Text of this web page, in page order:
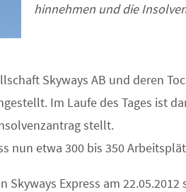
hinnehmen und die
Skyways AB und deren
Im Laufe des Tages ist
stellt.
nun etwa 300 bis 350
Skyways Express am